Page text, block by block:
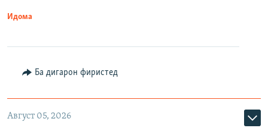
Идома
Ба дигарон фиристед
Август 05, 2026